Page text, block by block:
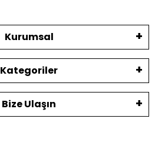
Kurumsal
Kategoriler
Bize Ulaşın